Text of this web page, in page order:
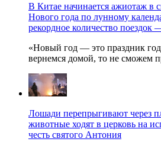
В Китае начинается ажиотаж в
Нового года по лунному
рекордное количество поездок
«Новый год — это праздник
вернемся домой, то не сможем
Лошади перепрыгивают через
животные ходят в церковь на
честь святого Антония